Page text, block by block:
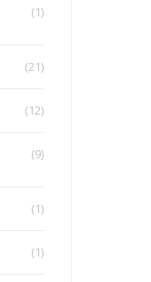
(1)
(21)
(12)
(9)
(1)
(1)